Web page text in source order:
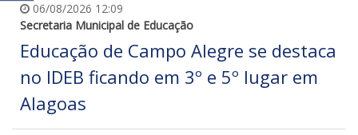
06/08/2026 12:09
Secretaria Municipal de Educação
Educação de Campo Alegre se destaca
no IDEB ficando em 3º e 5º lugar em
Alagoas